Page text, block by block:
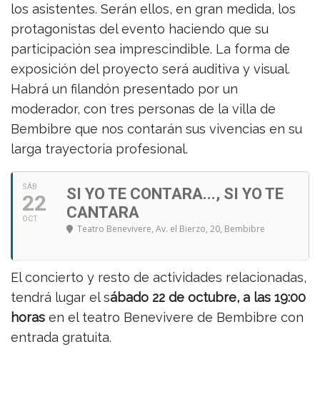
los asistentes. Serán ellos, en gran medida, los
protagonistas del evento haciendo que su
participación sea imprescindible. La forma de
exposición del proyecto será auditiva y visual.
Habrá un filandón presentado por un
moderador, con tres personas de la villa de
Bembibre que nos contarán sus vivencias en su
larga trayectoria profesional.
SÁB
22
OCT
SI YO TE CONTARA..., SI YO TE
CANTARA
Teatro Benevivere, Av. el Bierzo, 20, Bembibre
El concierto y resto de actividades relacionadas,
tendrá lugar el sábado 22 de octubre, a las 19:00
horas en el teatro Benevivere de Bembibre con
entrada gratuita.